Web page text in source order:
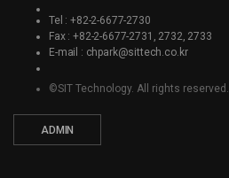
Tel : +82-2-6677-2730
Fax : +82-2-6677-2731, 2732, 2733
E-mail : chpark@sittech.co.kr
©SIT Technology. All rights reserved.
ADMIN